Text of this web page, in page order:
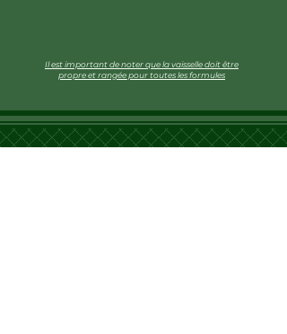
Il est important de noter que la vaisselle doit être
propre et rangée pour toutes les formules